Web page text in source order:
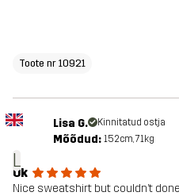
Toote nr 10921
L
Lisa G. Kinnitatud ostja
Mõõdud: 152cm, 71kg
Ok
Nice sweatshirt but couldn’t